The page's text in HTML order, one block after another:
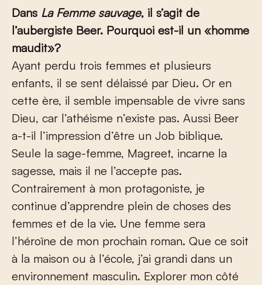
Dans La Femme sauvage, il s’agit de
l’aubergiste Beer. Pourquoi est-il un «homme
maudit»?
Ayant perdu trois femmes et plusieurs
enfants, il se sent délaissé par Dieu. Or en
cette ère, il semble impensable de vivre sans
Dieu, car l’athéisme n’existe pas. Aussi Beer
a-t-il l’impression d’être un Job biblique.
Seule la sage-femme, Magreet, incarne la
sagesse, mais il ne l’accepte pas.
Contrairement à mon protagoniste, je
continue d’apprendre plein de choses des
femmes et de la vie. Une femme sera
l’héroïne de mon prochain roman. Que ce soit
à la maison ou à l’école, j’ai grandi dans un
environnement masculin. Explorer mon côté